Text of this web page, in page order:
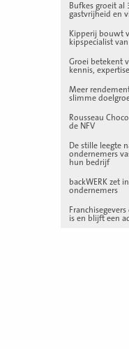
Bufkes groeit
gastvrijheid en
Kipperij bouwt
kipspecialist
Groei betekent
kennis,
Meer
slimme
Rousseau
de NFV
De stille leegte
ondernemers
hun bedrijf
backWERK zet
ondernemers
is en blijft een